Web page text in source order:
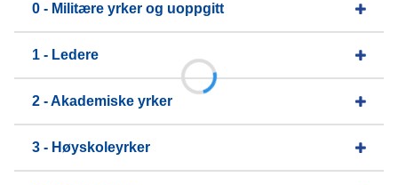
0 - Militære yrker og uoppgitt
1 - Ledere
2 - Akademiske yrker
3 - Høyskoleyrker